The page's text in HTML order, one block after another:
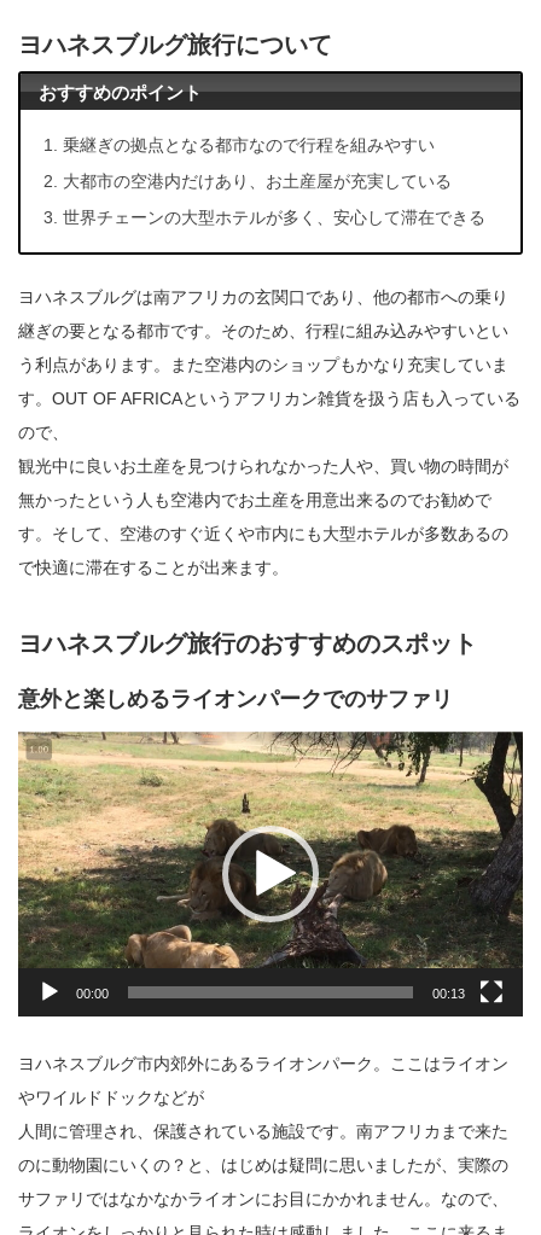
ヨハネスブルグ旅行について
おすすめのポイント
乗継ぎの拠点となる都市なので行程を組みやすい
大都市の空港内だけあり、お土産屋が充実している
世界チェーンの大型ホテルが多く、安心して滞在できる
ヨハネスブルグは南アフリカの玄関口であり、他の都市への乗り
継ぎの要となる都市です。そのため、行程に組み込みやすいとい
う利点があります。また空港内のショップもかなり充実していま
す。OUT OF AFRICAというアフリカン雑貨を扱う店も入っている
ので、
観光中に良いお土産を見つけられなかった人や、買い物の時間が
無かったという人も空港内でお土産を用意出来るのでお勧めで
す。そして、空港のすぐ近くや市内にも大型ホテルが多数あるの
で快適に滞在することが出来ます。
ヨハネスブルグ旅行のおすすめのスポット
意外と楽しめるライオンパークでのサファリ
動
画
プ
レ
ー
ヤ
ー
00:00 00:13
ヨハネスブルグ市内郊外にあるライオンパーク。ここはライオン
やワイルドドックなどが
人間に管理され、保護されている施設です。南アフリカまで来た
のに動物園にいくの？と、はじめは疑問に思いましたが、実際の
サファリではなかなかライオンにお目にかかれません。なので、